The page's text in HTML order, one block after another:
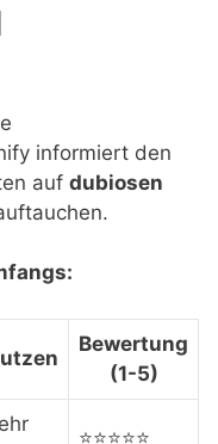
informiert den
auf dubiosen
Bewertung
(1-5)
⭐⭐⭐⭐⭐